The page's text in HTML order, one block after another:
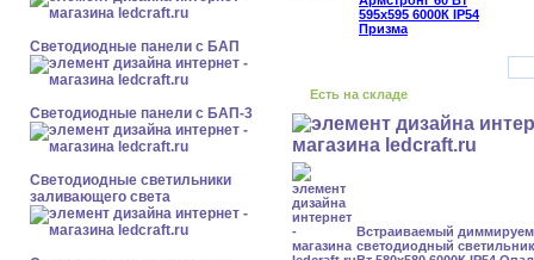
Cветодиодные панели с БАП
Cветодиодные панели с БАП-3
Светодиодные светильники
заливающего света
Есть на складе
Встраиваемый
светодиодный